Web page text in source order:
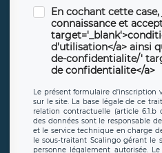
En cochant cette
connaissance et
d'utilisation</a> ainsi
de-confidentialite/'
de confidentialite</a>
Le présent formulaire d’inscription
sur le site. La base légale de ce
relation contractuelle (article 6.1.b
des données sont le responsable
et le service technique en charge
le sous-traitant Scalingo gérant le
personne légalement autorisée.